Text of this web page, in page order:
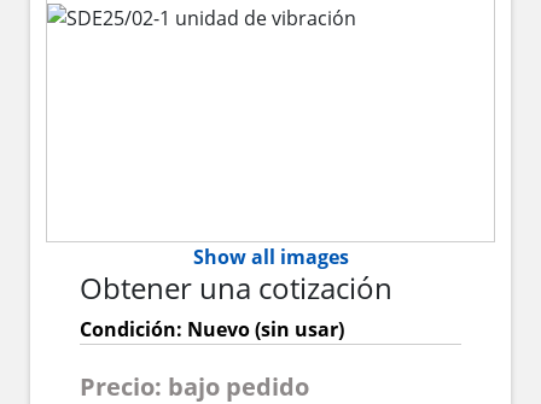
Show all images
Obtener una cotización
Condición: Nuevo (sin usar)
Precio: bajo pedido